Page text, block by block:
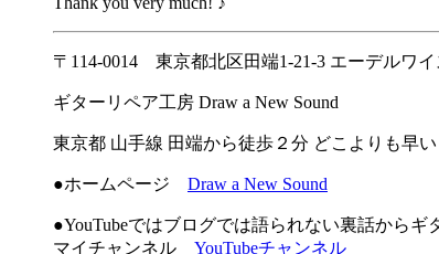
〒114-0014 東京都北区田端1-21-3 エーデルワイ
ギターリペア工房 Draw a New Sound
東京都 山手線 田端から徒歩２分 どこよりも早
●ホームページ Draw a New Sound
●YouTubeではブログでは語られない裏話から
マイチャンネル YouTubeチャンネル